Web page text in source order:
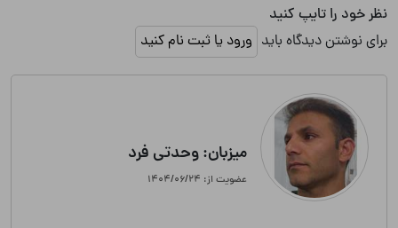
نظر خود را تایپ کنید
برای نوشتن دیدگاه باید ورود یا ثبت نام کنید
میزبان: وحدتی فرد
عضویت از: ۱۴۰۴/۰۶/۲۴